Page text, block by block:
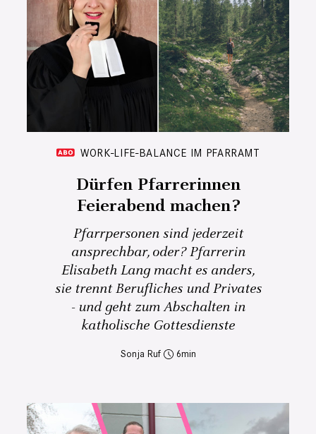
WORK-LIFE-BALANCE IM PFARRAMT
Dürfen Pfarrerinnen
Feierabend machen?
Pfarrpersonen sind jederzeit
ansprechbar, oder? Pfarrerin
Elisabeth Lang macht es anders,
sie trennt Berufliches und Privates
- und geht zum Abschalten in
katholische Gottesdienste
Sonja Ruf 6